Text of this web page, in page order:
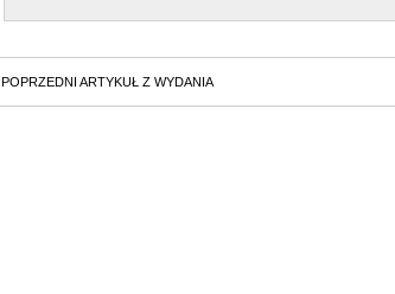
POPRZEDNI ARTYKUŁ Z WYDANIA